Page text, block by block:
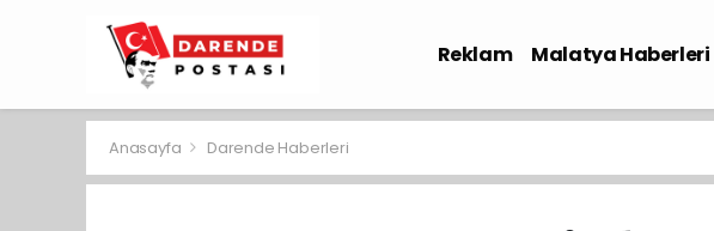
Reklam Malatya Haberleri
Anasayfa Darende Haberleri